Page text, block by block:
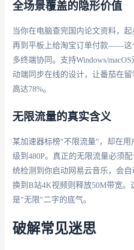
全场景覆盖的隐形价值
当你在电脑查完国内论文资料，起
再到平板上给淘宝订单付款——这
多终端协同。支持Windows/
动端同步在线的设计，让番茄在
高达78%。
无限流量的真实含义
某加速器标榜"不限流量"，却在用
级到480P。真正的无限流量必须
统检测到你启动网易云音乐，会
换到B站4K视频则释放50M带宽。
是"无限"二字的底气。
破解常见迷思